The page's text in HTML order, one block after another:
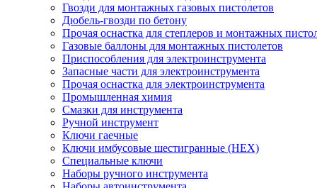
Гвозди для монтажных газовых пистолетов
Дюбель-гвозди по бетону
Прочая оснастка для степлеров и монтажных
Газовые баллоны для монтажных пистолетов
Приспособления для электроинструмента
Запасные части для электроинструмента
Прочая оснастка для электроинструмента
Промышленная химия
Смазки для инструмента
Ручной инструмент
Ключи гаечные
Ключи имбусовые шестигранные (HEX)
Специальные ключи
Наборы ручного инструмента